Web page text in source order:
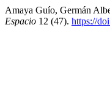
Amaya Guío, Germán
Espacio 12 (47). https://